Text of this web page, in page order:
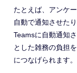
たとえば、アンケ
自動で通知させた
Teamsに自動通知
とした雑務の負担
につなげられます。